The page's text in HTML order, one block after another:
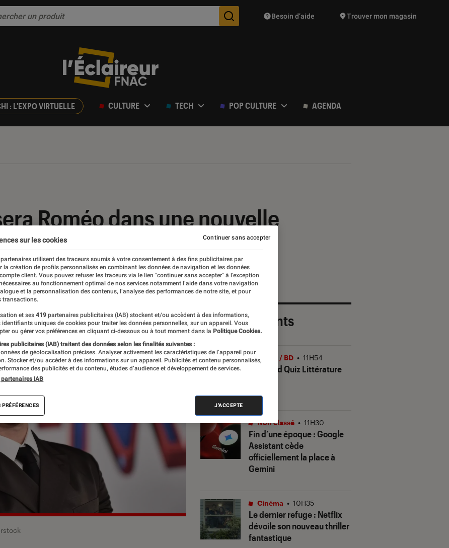
Des suggestions de produits vont vous être proposées
Besoin d’aide Trouver mon magasin
: L'EXPO VIRTUELLE CULTURE TECH POP CULTURE AGENDA
Roméo dans une nouvelle
pièce de Shakespeare
Les plus récents
Le Grand Quiz Littérature
Livres / BD • 11H54
Fin d’une époque : Google
Assistant cède
officiellement la place à
Gemini
Non classé • 11H30
Le dernier refuge: Netflix
dévoile son nouveau thriller
fantastique
Cinéma • 10H35
sur les cookies
partenaires utilisent des traceurs soumis à votre consentement à des fins publicitaires par
la création de profils personnalisés en combinant les données de navigation et les données
client. Vous pouvez refuser les traceurs via le lien "continuer sans accepter" à l’exception
au fonctionnement optimal de nos services notamment l’aide dans votre navigation
et la personnalisation des contenus, l’analyse des performances de notre site, et pour
transactions.
et ses 419 partenaires publicitaires (IAB) stockent et/ou accèdent à des informations,
identifiants uniques de cookies pour traiter les données personnelles, sur un appareil. Vous
ou gérer vos préférences en cliquant ci-dessous ou à tout moment dans la Politique Cookies.
publicitaires (IAB) traitent des données selon les finalités suivantes :
de géolocalisation précises. Analyser activement les caractéristiques de l’appareil pour
Stocker et/ou accéder à des informations sur un appareil. Publicités et contenu personnalisés,
des publicités et du contenu, études d’audience et développement de services.
IAB
PRÉFÉRENCES J'ACCEPTE
Continuer sans accepter